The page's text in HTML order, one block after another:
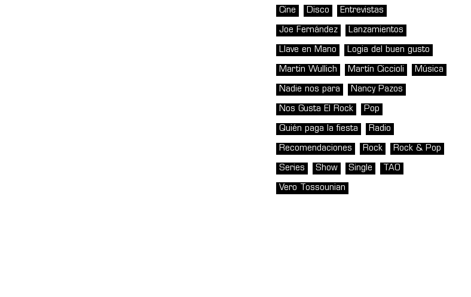
Cine Disco Entrevistas
Joe Fernández Lanzamientos
Llave en Mano Logia del buen gusto
Martin Wullich Martín Ciccioli Música
Nadie nos para Nancy Pazos
Nos Gusta El Rock Pop
Quién paga la fiesta Radio
Recomendaciones Rock Rock & Pop
Series Show Single TAO
Vero Tossounian